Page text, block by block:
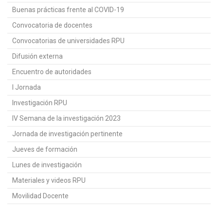
Buenas prácticas frente al COVID-19
Convocatoria de docentes
Convocatorias de universidades RPU
Difusión externa
Encuentro de autoridades
I Jornada
Investigación RPU
IV Semana de la investigación 2023
Jornada de investigación pertinente
Jueves de formación
Lunes de investigación
Materiales y videos RPU
Movilidad Docente